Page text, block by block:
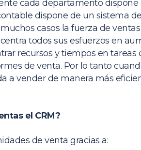
cada departamento
dispone de un sistema
casos la fuerza de
todos sus esfuerzos en
recursos y tiempos en
de venta. Por lo tanto
a vender de manera más
el CRM?
de venta gracias a: